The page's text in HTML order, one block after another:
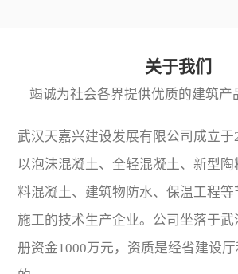
关于我们
竭诚为社会各界提供优质的建筑产
武汉天嘉兴建设发展有限公司成立于
以泡沫混凝土、全轻混凝土、新型
料混凝土、建筑物防水、保温工程等
施工的技术生产企业。公司坐落于
册资金1000万元，资质是经省建设